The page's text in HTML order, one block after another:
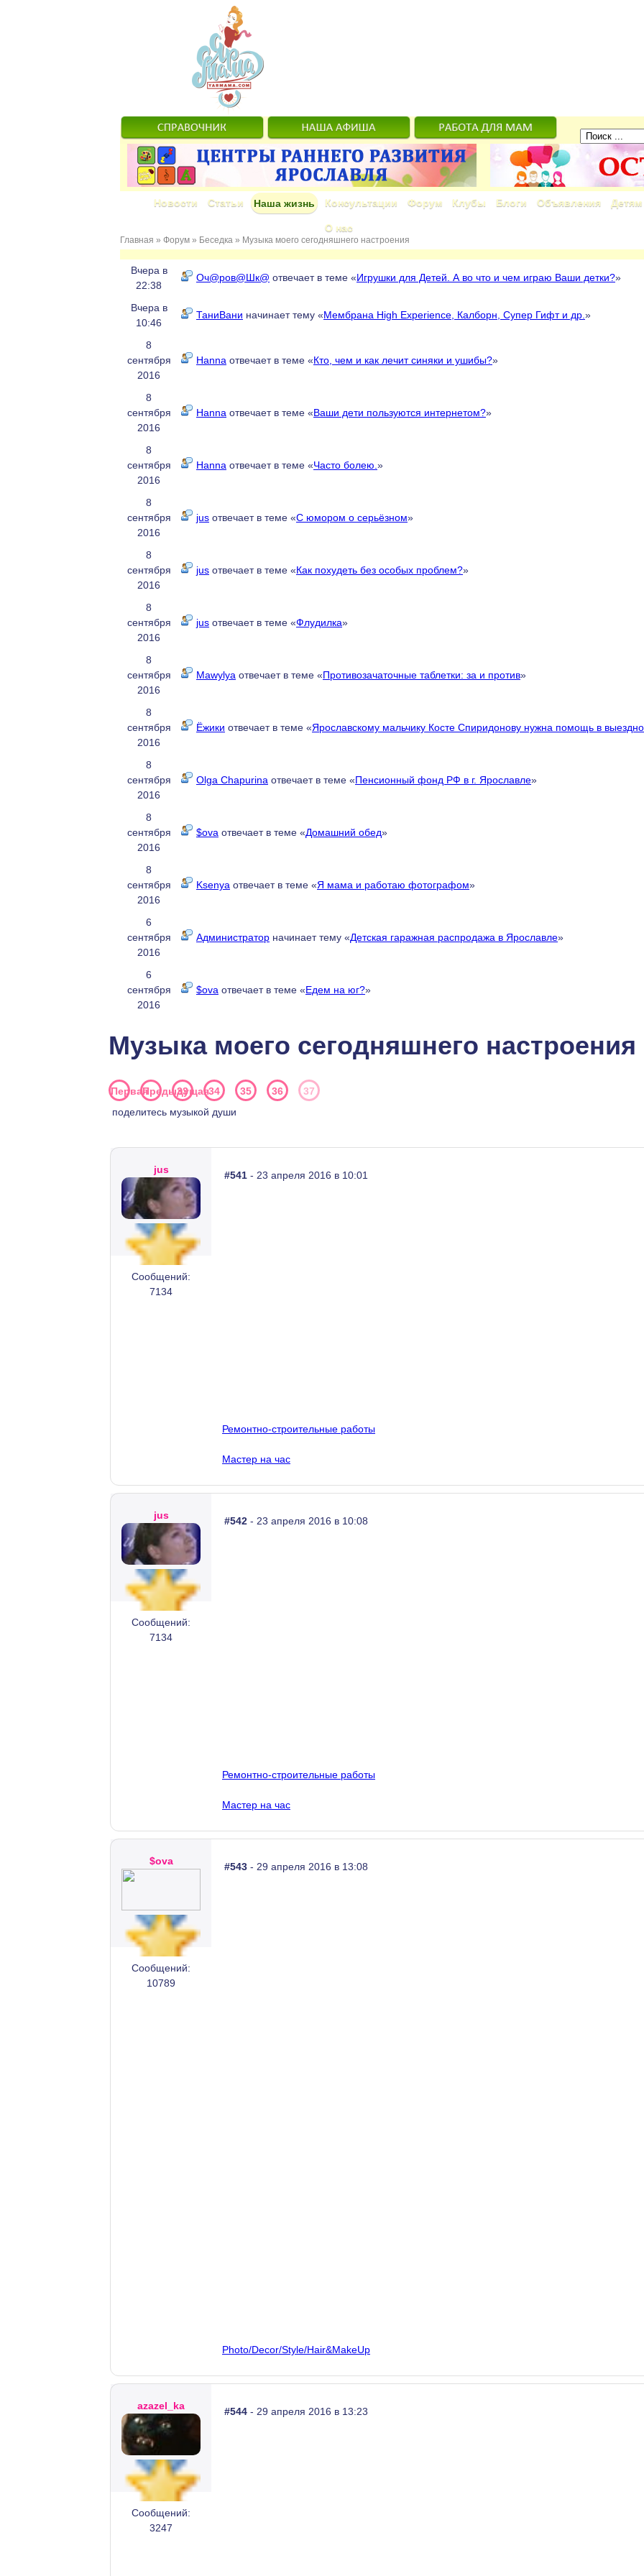
Новости Статьи Наша жизнь Консультации Форум Клубы Блоги Объявления Детям
О нас
Главная » Форум » Беседка » Музыка моего сегодняшнего настроения
Вчера в
22:38
Оч@ров@Шк@ отвечает в теме «Игрушки для Детей. А во что и чем играю Ваши детки?»
Вчера в
10:46
ТаниВани начинает тему «Мембрана High Experience, Калборн, Супер Гифт и др. »
8
сентября
2016
Hanna отвечает в теме «Кто, чем и как лечит синяки и ушибы?»
8
сентября
2016
Hanna отвечает в теме «Ваши дети пользуются интернетом?»
8
сентября
2016
Hanna отвечает в теме «Часто болею. »
8
сентября
2016
jus отвечает в теме «С юмором о серьёзном»
8
сентября
2016
jus отвечает в теме «Как похудеть без особых проблем?»
8
сентября
2016
jus отвечает в теме «Флудилка»
8
сентября
2016
Mawylya отвечает в теме «Противозачаточные таблетки: за и против»
8
сентября
2016
Ёжики отвечает в теме «Ярославскому мальчику Косте Спиридонову нужна помощь в
8
сентября
2016
Olga Chapurina отвечает в теме «Пенсионный фонд РФ в г. Ярославле»
8
сентября
2016
$ova отвечает в теме «Домашний обед»
8
сентября
2016
Ksenya отвечает в теме «Я мама и работаю фотографом»
6
сентября
2016
Администратор начинает тему «Детская гаражная распродажа в Ярославле»
6
сентября
2016
$ova отвечает в теме «Едем на юг?»
Музыка моего сегодняшнего настроения
ПерваяПредыдущая
33 34 35 36
37
поделитесь музыкой души
jus
Сообщений:
7134
#541 - 23 апреля 2016 в 10:01
Ремонтно-строительные работы
Мастер на час
jus
Сообщений:
7134
#542 - 23 апреля 2016 в 10:08
Ремонтно-строительные работы
Мастер на час
$ova
Сообщений:
10789
#543 - 29 апреля 2016 в 13:08
Photo/Decor/Style/Hair&MakeUp
azazel_ka
Сообщений:
3247
#544 - 29 апреля 2016 в 13:23